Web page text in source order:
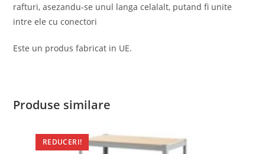
rafturi, asezandu-se unul langa celalalt, putand fi unite
intre ele cu conectori
Este un produs fabricat in UE.
Produse similare
REDUCERI!